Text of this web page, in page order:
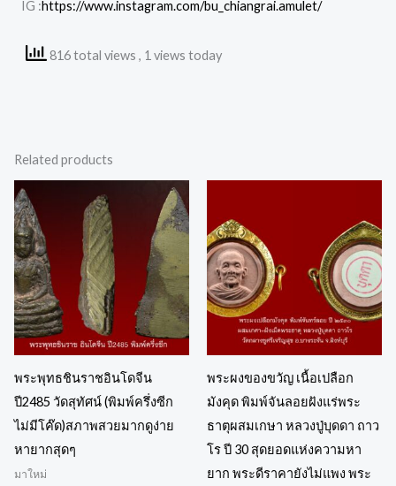
IG :https://www.instagram.com/bu_chiangrai.amulet/
816 total views , 1 views today
Related products
พระพุทธชินราชอินโดจีน
ปี2485 วัดสุทัศน์ (พิมพ์ครึ่งซีก
ไม่มีโค๊ด)สภาพสวยมากดูง่าย
หายากสุดๆ
มาใหม่
พระผงของขวัญ เนื้อเปลือก
มังคุด พิมพ์จันลอยฝังแร่พระ
ธาตุผสมเกษา หลวงปู่บุดดา ถาว
โร ปี 30 สุดยอดแห่งความหา
ยาก พระดีราคายังไม่แพง พระ